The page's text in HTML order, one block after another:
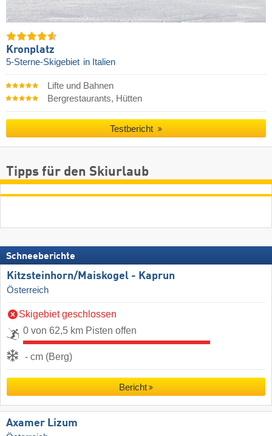
Kronplatz
5-Sterne-Skigebiet in Italien
Lifte und Bahnen
Bergrestaurants, Hütten
Testbericht
Tipps für den Skiurlaub
Schneeberichte
Kitzsteinhorn/​Maiskogel - Kaprun
Österreich
Skigebiet geschlossen
0 von 62,5 km Pisten offen
- cm (Berg)
Bericht
Axamer Lizum